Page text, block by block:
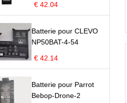
€ 42.04
Batterie pour CLEVO
NP50BAT-4-54
€ 42.14
Batterie pour Parrot
Bebop-Drone-2